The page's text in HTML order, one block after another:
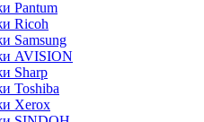
Pantum
Ricoh
Samsung
AVISION
Sharp
Toshiba
Xerox